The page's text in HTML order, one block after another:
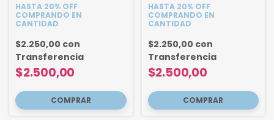
HASTA 20% OFF
COMPRANDO EN
CANTIDAD
$2.500,00
$2.250,00 con
Transferencia
HASTA 20% OFF
COMPRANDO EN
CANTIDAD
$2.500,00
$2.250,00 con
Transferencia